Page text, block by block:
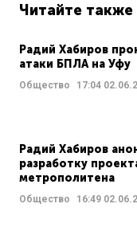
Читайте также
Радий Хабиров
атаки БПЛА на Уфу
Общество 17:04
Радий Хабиров
разработку
метрополитена
Общество 16:49